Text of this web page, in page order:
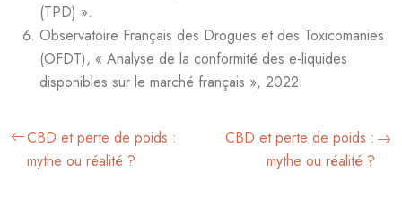
(TPD) ».
Observatoire Français des Drogues et des Toxicomanies
(OFDT), « Analyse de la conformité des e-liquides
disponibles sur le marché français », 2022.
CBD et perte de poids :
mythe ou réalité ?
CBD et perte de poids :
mythe ou réalité ?